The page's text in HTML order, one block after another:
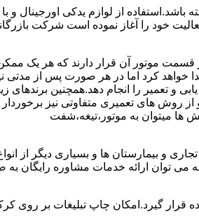
از لوازم یدکی اورجینال
خود را آغاز نموده است شرکت
قسمت موتور آن قرار دارند که هر یک
خواهد کرد اما در هر صورت پس از مدتی
و تعمیر را انجام دهد.همچنین برندهای
روش های تعمیری متفاوتی نیز برخوردار
ها میتوان به موتور،تیغه،شفت
و بیمارستان ها و بسیاری دیگر از
می توان ارائه خدمات مشاوره رایگان
قرار گیرد.امکان چاپ تبلیغات بر روی